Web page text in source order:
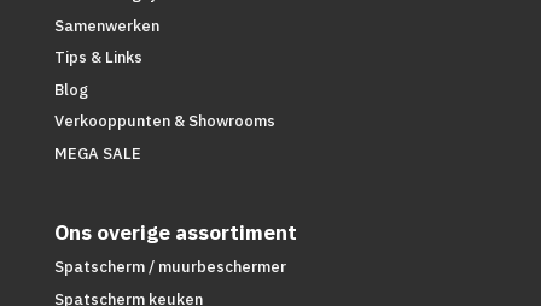
Samenwerken
Tips & Links
Blog
Verkooppunten & Showrooms
MEGA SALE
Ons overige assortiment
Spatscherm / muurbeschermer
Spatscherm keuken